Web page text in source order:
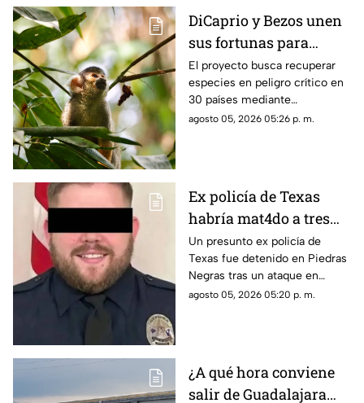
DiCaprio y Bezos unen
sus fortunas para
salvar 100 especies de
la extinción
El proyecto busca recuperar
especies en peligro crítico en
30 países mediante
financiamiento a programas de
agosto 05, 2026 05:26 p. m.
Ex policía de Texas
habría mat4do a tres
personas en Saltillo y
huyó con su hijo; esto
se sabe del caso
Un presunto ex policía de
Texas fue detenido en Piedras
Negras tras un ataque en
Saltillo que dejó un saldo
agosto 05, 2026 05:20 p. m.
¿A qué hora conviene
salir de Guadalajara